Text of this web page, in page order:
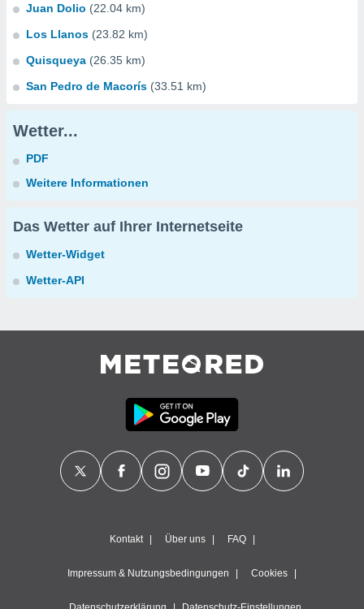
Juan Dolio (22.04 km)
Los Llanos (23.82 km)
Quisqueya (26.35 km)
San Pedro de Macorís (33.51 km)
Wetter...
PDF
Weitere Informationen
Das Wetter auf Ihrer Internetseite
Wetter-Widget
Wetter-API
Kontakt Über uns FAQ
Impressum & Nutzungsbedingungen Cookies